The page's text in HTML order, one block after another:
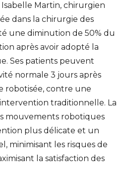
Martin, chirurgien
dans la chirurgie des
une diminution de 50% du
après avoir adopté la
Ses patients peuvent
normale 3 jours après
robotisée, contre une
traditionnelle. La
mouvements robotiques
plus délicate et un
minimisant les risques de
la satisfaction des